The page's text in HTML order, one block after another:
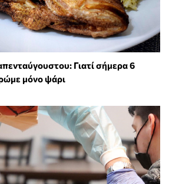
Γιατί σήμερα 6
μόνο ψάρι